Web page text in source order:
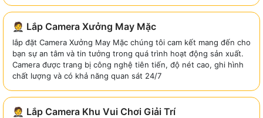
🤵 Lắp Camera Xưởng May Mặc
lắp đặt Camera Xưởng May Mặc chúng tôi cam kết mang đến cho
bạn sự an tâm và tin tưởng trong quá trình hoạt động sản xuất.
Camera được trang bị công nghệ tiên tiến, độ nét cao, ghi hình
chất lượng và có khả năng quan sát 24/7
🤵 Lắp Camera Khu Vui Chơi Giải Trí